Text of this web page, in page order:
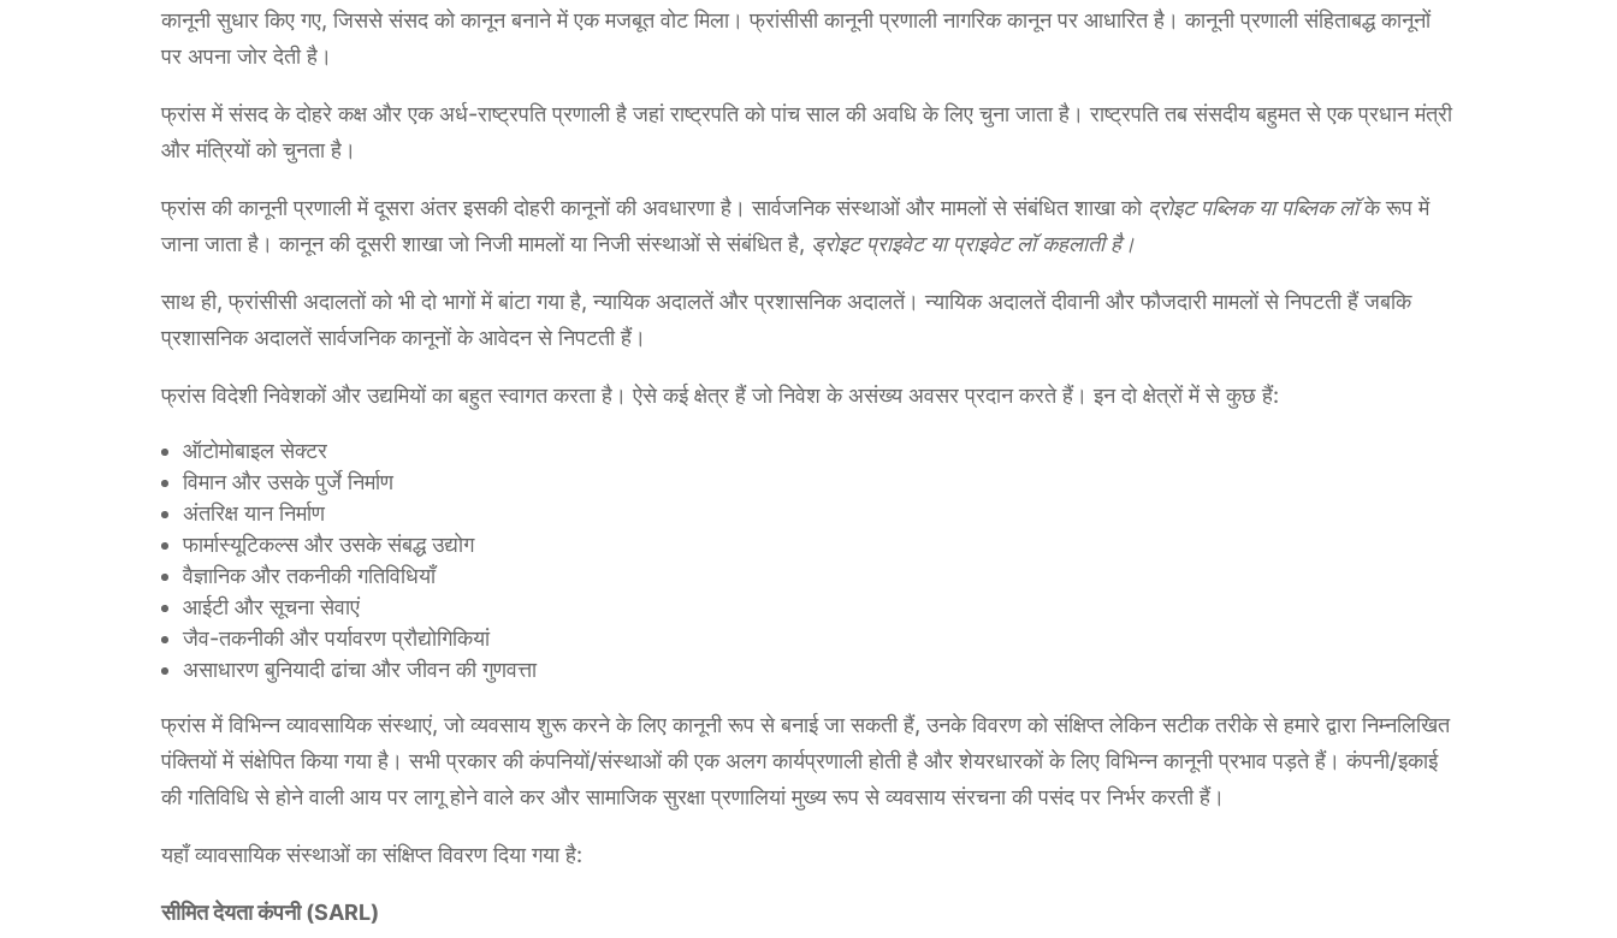
कानूनी सुधार किए गए, जिससे संसद को कानून बनाने में एक मजबूत वोट मिला। फ्रांसीसी कानूनी प्रणाली नागरिक कानून पर आधारित है। कानूनी प्रणाली संहिताबद्ध कानूनों
पर अपना जोर देती है।
फ्रांस में संसद के दोहरे कक्ष और एक अर्ध-राष्ट्रपति प्रणाली है जहां राष्ट्रपति को पांच साल की अवधि के लिए चुना जाता है। राष्ट्रपति तब संसदीय बहुमत से एक प्रधान मंत्री
और मंत्रियों को चुनता है।
फ्रांस की कानूनी प्रणाली में दूसरा अंतर इसकी दोहरी कानूनों की अवधारणा है। सार्वजनिक संस्थाओं और मामलों से संबंधित शाखा को द्रोइट पब्लिक या पब्लिक लॉके रूप में
जाना जाता है। कानून की दूसरी शाखा जो निजी मामलों या निजी संस्थाओं से संबंधित है, ड्रोइट प्राइवेट या प्राइवेट लॉ कहलाती है।
साथ ही, फ्रांसीसी अदालतों को भी दो भागों में बांटा गया है, न्यायिक अदालतें और प्रशासनिक अदालतें। न्यायिक अदालतें दीवानी और फौजदारी मामलों से निपटती हैं जबकि
प्रशासनिक अदालतें सार्वजनिक कानूनों के आवेदन से निपटती हैं।
फ्रांस विदेशी निवेशकों और उद्यमियों का बहुत स्वागत करता है। ऐसे कई क्षेत्र हैं जो निवेश के असंख्य अवसर प्रदान करते हैं। इन दो क्षेत्रों में से कुछ हैं:
ऑटोमोबाइल सेक्टर
विमान और उसके पुर्जे निर्माण
अंतरिक्ष यान निर्माण
फार्मास्यूटिकल्स और उसके संबद्ध उद्योग
वैज्ञानिक और तकनीकी गतिविधियाँ
आईटी और सूचना सेवाएं
जैव-तकनीकी और पर्यावरण प्रौद्योगिकियां
असाधारण बुनियादी ढांचा और जीवन की गुणवत्ता
फ्रांस में विभिन्न व्यावसायिक संस्थाएं, जो व्यवसाय शुरू करने के लिए कानूनी रूप से बनाई जा सकती हैं, उनके विवरण को संक्षिप्त लेकिन सटीक तरीके से हमारे द्वारा निम्नलिखित
पंक्तियों में संक्षेपित किया गया है। सभी प्रकार की कंपनियों/संस्थाओं की एक अलग कार्यप्रणाली होती है और शेयरधारकों के लिए विभिन्न कानूनी प्रभाव पड़ते हैं। कंपनी/इकाई
की गतिविधि से होने वाली आय पर लागू होने वाले कर और सामाजिक सुरक्षा प्रणालियां मुख्य रूप से व्यवसाय संरचना की पसंद पर निर्भर करती हैं।
यहाँ व्यावसायिक संस्थाओं का संक्षिप्त विवरण दिया गया है:
सीमित देयता कंपनी (SARL)